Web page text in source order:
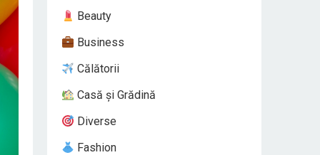
Beauty
Business
Călătorii
Casă și Grădină
Diverse
Fashion